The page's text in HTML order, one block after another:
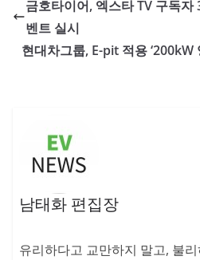
금호타이어, 엑스타 TV 구독자
벤트 실시
현대차그룹, E-pit 적용 ‘200kW
남태화 편집장
유리하다고 교만하지 말고, 불